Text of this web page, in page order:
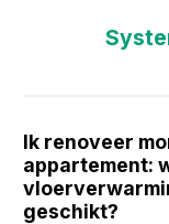
Ik renoveer
appartement:
geschikt?